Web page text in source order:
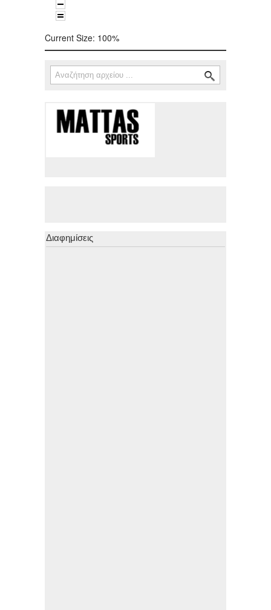
Current Size: 100%
Φόρμα αναζήτησης
Αναζήτηση
Διαφημίσεις